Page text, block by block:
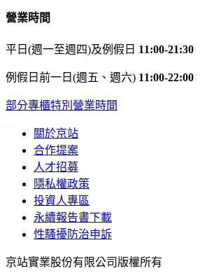
營業時間
平日(週一至週四)及例假日 11:00-21:30
例假日前一日(週五、週六) 11:00-22:00
部分專櫃特別營業時間
關於京站
合作提案
人才招募
隱私權政策
投資人專區
永續報告書下載
性騷擾防治申訴
京站實業股份有限公司版權所有